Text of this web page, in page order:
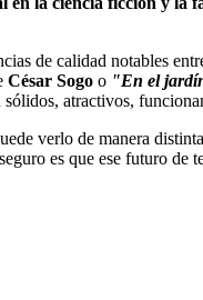
de calidad notables
César Sogo o "En el
atractivos,
verlo de manera
es que ese futuro de